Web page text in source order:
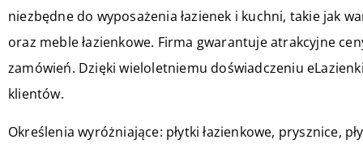
niezbędne do wyposażenia łazienek i kuchni, takie jak
oraz meble łazienkowe. Firma gwarantuje atrakcyjne
zamówień. Dzięki wieloletniemu doświadczeniu
klientów.
Określenia wyróżniające: płytki łazienkowe, prysznice,